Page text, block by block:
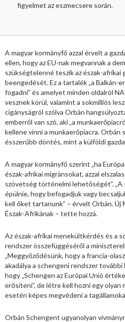
figyelmet az eszmecsere során.
A magyar kormányfő azzal érvelt a
ellen, hogy az EU-nak megvannak a
szükségtelenné teszik az észak-afrikai
beengedését. Ez a tartalék „a Balkán-
fogadni” és amelyet minden oldalról
vesznek körül, valamint a sokmilliós
cigányságról szólva Orbán
emberről van szó, aki „a
kellene vinni a munkaerőpiacra. Orbán
ésszerűbb döntés, mint a külföldi
A magyar kormányfő szerint „ha
észak-afrikai migránsokat, azzal
szövetség történelmi lehetőségét”. „A
épülnie, hogy befogadjuk vagy
kell őket tartanunk” – érvelt Orbán. Új
Észak-Afrikának – tette hozzá.
Az észak-afrikai menekültkérdés és a
rendszer összefüggéséről a
„Meggyőződésünk, hogy a francia-
akadálya a schengeni rendszer
hogy „Schengen az Európai Unió
erősíteni”, de létre kell hozni egy olyan
esetén képes megvédeni a
Orbán Schengent ugyanolyan